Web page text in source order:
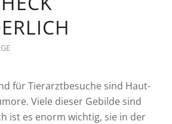
für Tierarztbesuche sind Haut-
Viele dieser Gebilde sind
ist es enorm wichtig, sie in der